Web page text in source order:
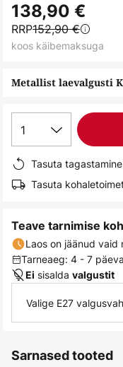
to
the
beginning
the
Metallist laevalgusti
138,90 €
RRP152,90 €
koos käibemaksuga
1
Tasuta
Tasuta
Teave tarnimise
Laos on jäänud vaid
Tarneaeg: 4 - 7 päeva
Ei sisalda valgustit
Valige E27
Sarnased tooted